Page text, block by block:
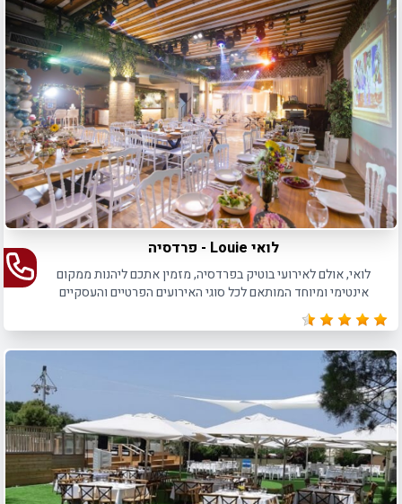
לואי Louie - פרדסיה
לואי, אולם לאירועי בוטיק בפרדסיה, מזמין אתכם ליהנות ממקום
אינטימי ומיוחד המותאם לכל סוגי האירועים הפרטיים והעסקיים
כאחד, עד 160 איש בישיבה ו- 250 איש באירועי קוקטייל.